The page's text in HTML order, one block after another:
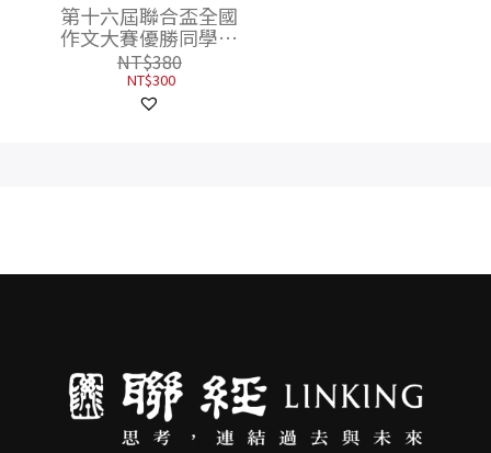
第十六屆聯合盃全國
作文大賽優勝同學、
林黛嫚、陳逸華、林
達陽、董恕明、顏如
禎、蘇懿禎等作家及
NT$380
NT$300